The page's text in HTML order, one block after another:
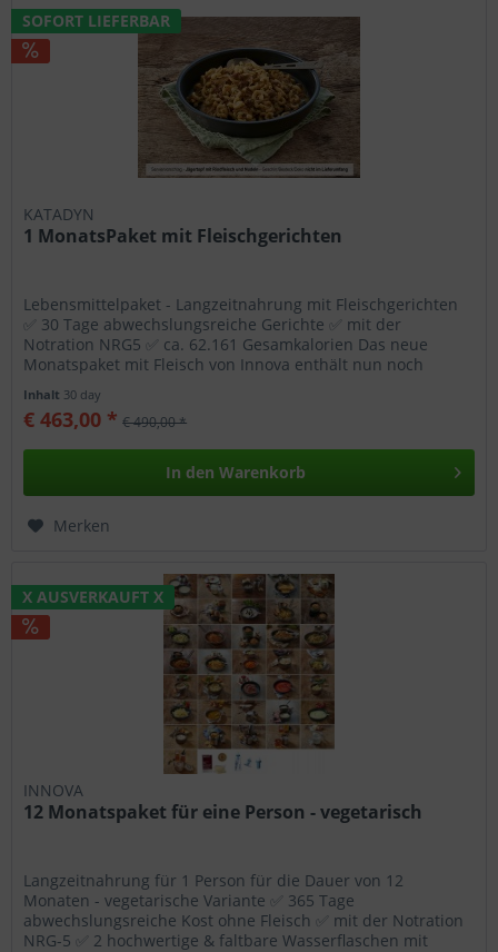
SOFORT LIEFERBAR
KATADYN
1 MonatsPaket mit Fleischgerichten
Lebensmittelpaket - Langzeitnahrung mit Fleischgerichten
✅ 30 Tage abwechslungsreiche Gerichte ✅ mit der
Notration NRG5 ✅ ca. 62.161 Gesamkalorien Das neue
Monatspaket mit Fleisch von Innova enthält nun noch
Inhalt 30 day
€ 463,00 * € 490,00 *
In den Warenkorb
Merken
X AUSVERKAUFT X
INNOVA
12 Monatspaket für eine Person - vegetarisch
Langzeitnahrung für 1 Person für die Dauer von 12
Monaten - vegetarische Variante ✅ 365 Tage
abwechslungsreiche Kost ohne Fleisch ✅ mit der Notration
NRG-5 ✅ 2 hochwertige & faltbare Wasserflaschen mit